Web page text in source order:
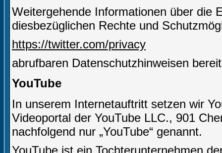
Weitergehende Informationen über die
diesbezüglichen Rechte und
https://twitter.com/privacy
abrufbaren Datenschutzhinweisen
YouTube
In unserem Internetauftritt setzen wir
Videoportal der YouTube LLC., 901
nachfolgend nur „YouTube“ genannt.
YouTube ist ein Tochterunternehmen